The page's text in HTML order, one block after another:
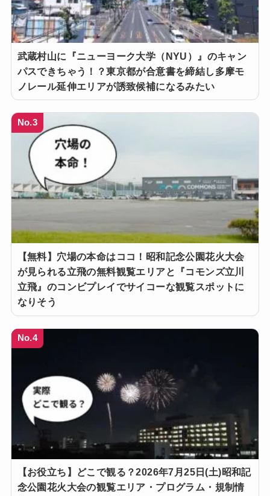
武蔵村山に『ニューヨーク大学（NYU）』のキャン
パスできちゃう！？東京都が合意書を締結し多摩モ
ノレール延伸エリアが誘致候補になるみたい
No.3
【無料】穴場の本命はココ！昭和記念公園花火大会
が見られる立飛の無料観覧エリアと『コモンズ立川
立飛』のコンビプレイでサイコーな観覧スポットに
なりそう
No.4
【お役立ち】どこで観る？2026年7月25日(土)昭和記
念公園花火大会の観覧エリア・プログラム・規制情